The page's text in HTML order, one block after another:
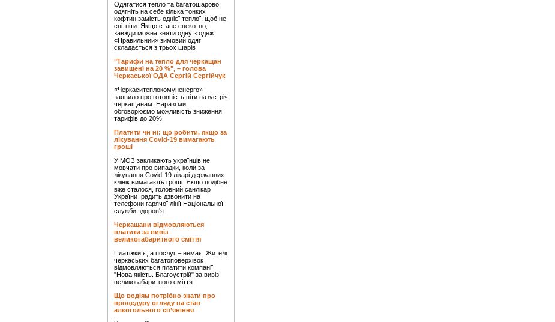
Одягатися тепло та багатошарово:
одягніть на себе кілька тонких
кофтин замість однієї теплої, щоб не
спітніти. Якщо стане спекотно,
завжди можна зняти одну з одеж.
«Правильний» зимовий одяг
складається з трьох шарів
"Тарифи на тепло для черкащан
завищені на 20 %", – голова
Черкаської ОДА Сергій Сергійчук
«Черкаситеплокомуненерго»
заявило про готовність піти назустріч
черкащанам. Наразі ми
обговорюємо можливість зниження
тарифів до 20%.
Платити чи ні: що робити, якщо за
лікування Covid-19 вимагають
гроші
У МОЗ закликають українців не
мовчати про випадки, коли за
лікування Covid-19 лікарі державних
клінік вимагають гроші. Якщо подібне
вже сталося, головний санлікар
України радить дзвонити на
телефони гарячої лінії Національної
служби здоров'я
Черкащани відмовляються
платити за вивіз
великогабаритного сміття
Платіжки є, а послуг – немає. Жителі
черкаських багатоповерхівок
відмовляються платити компанії
"Нова якість. Благоустрій" за вивіз
великогабаритного сміття
Що водіям потрібно знати про
процедуру огляду на стан
алкогольного сп’яніння